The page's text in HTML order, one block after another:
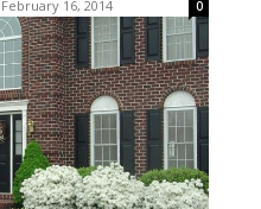
February 16, 2014 0